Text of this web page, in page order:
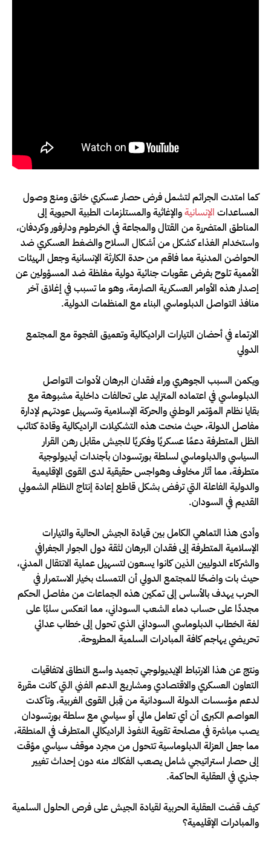
كما امتدت الجرائم لتشمل فرض حصار عسكري خانق ومنع وصول
المساعدات الإنسانيةوالإغاثية والمستلزمات الطبية الحيوية إلى
المناطق المتضررة من القتال والمجاعة في الخرطوم ودارفور وكردفان،
واستخدام الغذاء كشكل من أشكال السلاح والضغط العسكري ضد
الحواضن المدنية مما فاقم من حدة الكارثة الإنسانية وجعل الهيئات
الأممية تلوح بفرض عقوبات جنائية دولية مغلظة ضد المسؤولين عن
إصدار هذه الأوامر العسكرية الصارمة، وهو ما تسبب في إغلاق آخر
منافذ التواصل الدبلوماسي البناء مع المنظمات الدولية.
الارتماء في أحضان التيارات الراديكالية وتعميق الفجوة مع المجتمع
الدولي
ويكمن السبب الجوهري وراء فقدان البرهان لأدوات التواصل
الدبلوماسي في اعتماده المتزايد على تحالفات داخلية مشبوهة مع
بقايا نظام المؤتمر الوطني والحركة الإسلامية وتسهيل عودتهم لإدارة
مفاصل الدولة، حيث منحت هذه التشكيلات الراديكالية وقادة كتائب
الظل المتطرفة دعمًا عسكريًا وفكريًا للجيش مقابل رهن القرار
السياسي والدبلوماسي لسلطة بورتسودان بأجندات أيديولوجية
متطرفة، مما أثار مخاوف وهواجس حقيقية لدى القوى الإقليمية
والدولية الفاعلة التي ترفض بشكل قاطع إعادة إنتاج النظام الشمولي
القديم في السودان.
وأدى هذا التماهي الكامل بين قيادة الجيش الحالية والتيارات
الإسلامية المتطرفة إلى فقدان البرهان لثقة دول الجوار الجغرافي
والشركاء الدوليين الذين كانوا يسعون لتسهيل عملية الانتقال المدني،
حيث بات واضحًا للمجتمع الدولي أن التمسك بخيار الاستمرار في
الحرب يهدف بالأساس إلى تمكين هذه الجماعات من مفاصل الحكم
مجددًا على حساب دماء الشعب السوداني، مما انعكس سلبًا على
لغة الخطاب الدبلوماسي السوداني الذي تحول إلى خطاب عدائي
تحريضي يهاجم كافة المبادرات السلمية المطروحة.
ونتج عن هذا الارتباط الإيديولوجي تجميد واسع النطاق لاتفاقيات
التعاون العسكري والاقتصادي ومشاريع الدعم الفني التي كانت مقررة
لدعم مؤسسات الدولة السودانية من قِبل القوى الغربية، وتأكدت
العواصم الكبرى أن أي تعامل مالي أو سياسي مع سلطة بورتسودان
يصب مباشرة في مصلحة تقوية النفوذ الراديكالي المتطرف في المنطقة،
مما جعل العزلة الدبلوماسية تتحول من مجرد موقف سياسي مؤقت
إلى حصار استراتيجي شامل يصعب الفكاك منه دون إحداث تغيير
جذري في العقلية الحاكمة.
كيف قضت العقلية الحربية لقيادة الجيش على فرص الحلول السلمية
والمبادرات الإقليمية؟